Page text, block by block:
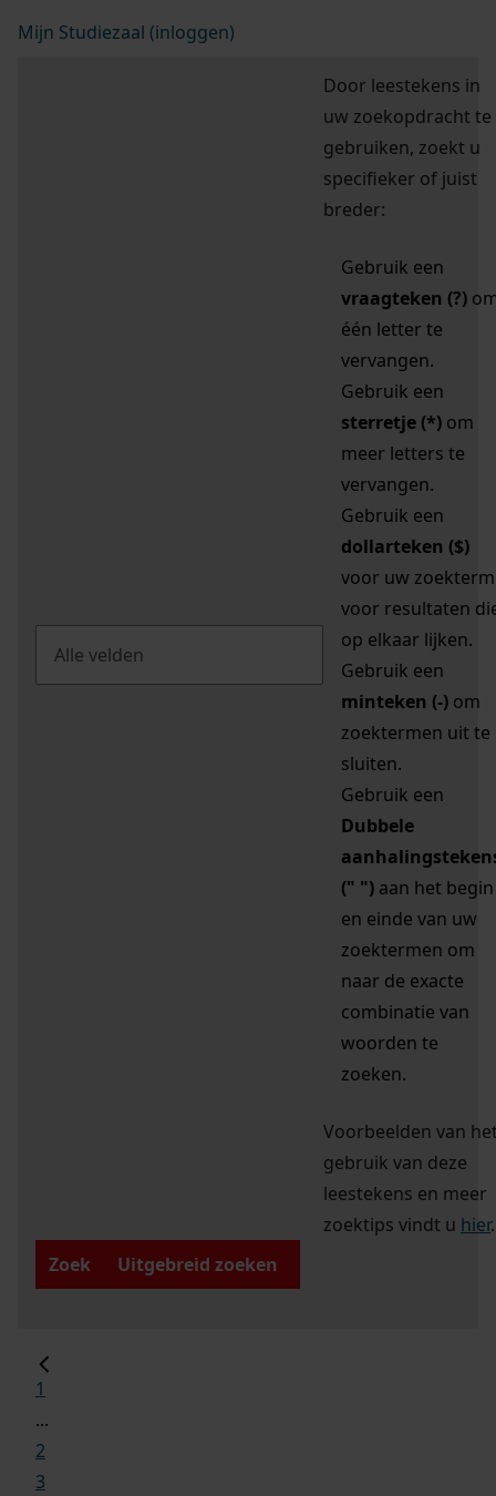
Mijn Studiezaal (inloggen)
Door leestekens in
uw zoekopdracht te
gebruiken, zoekt u
specifieker of juist
breder:
Gebruik een
vraagteken (?)
één letter te
vervangen.
Gebruik een
sterretje (*) om
meer letters te
vervangen.
Gebruik een
dollarteken ($)
voor uw zoekterm
voor resultaten
op elkaar lijken.
Gebruik een
minteken (-) om
zoektermen uit te
sluiten.
Gebruik een
Dubbele
(" ") aan het begin
en einde van uw
zoektermen om
naar de exacte
combinatie van
woorden te
zoeken.
Voorbeelden van
gebruik van deze
leestekens en meer
zoektips vindt u hier.
Zoek
Uitgebreid zoeken
1
...
2
3